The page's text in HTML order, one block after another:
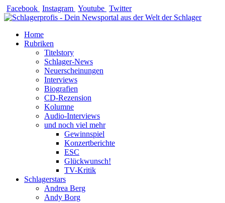
Zum
Inhalt
Facebook Instagram Youtube Twitter
Home
Rubriken
Titelstory
Schlager-News
Neuerscheinungen
Interviews
Biografien
CD-Rezension
Kolumne
Audio-Interviews
und noch viel mehr
Gewinnspiel
Konzertberichte
ESC
Glückwunsch!
TV-Kritik
Schlagerstars
Andrea Berg
Andy Borg